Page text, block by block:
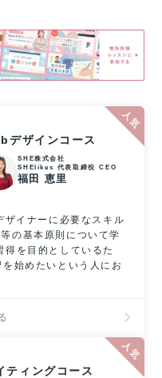
デザインコース
SHE株式会社
SHElikes 代表取締役 CEO
福田 恵里
イナーに必要なスキル
の基本原則について学
を目的としているた
始めたいという人にお
ティングコース